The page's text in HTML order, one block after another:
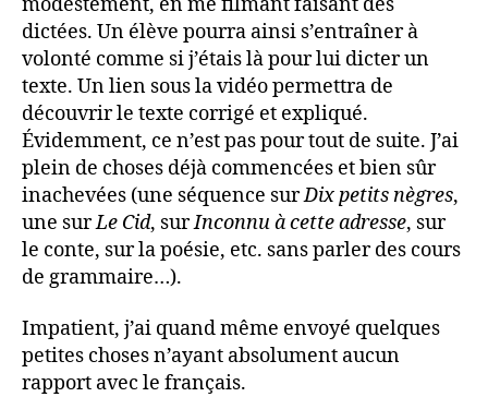
dictées. Un élève pourra ainsi s’entraîner à
volonté comme si j’étais là pour lui dicter un
texte. Un lien sous la vidéo permettra de
découvrir le texte corrigé et expliqué.
Évidemment, ce n’est pas pour tout de suite. J’ai
plein de choses déjà commencées et bien sûr
inachevées (une séquence surDix petits nègres,
une surLe Cid, surInconnu à cette adresse, sur
le conte, sur la poésie, etc. sans parler des cours
de grammaire…).
Impatient, j’ai quand même envoyé quelques
petites choses n’ayant absolument aucun
rapport avec le français.